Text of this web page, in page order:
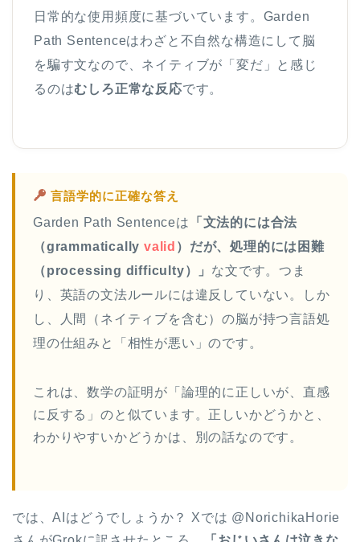
日常的な使用頻度に基づいています。Garden
Path Sentenceはわざと不自然な構造にして脳
を騙す文なので、ネイティブが「変だ」と感じ
るのはむしろ正常な反応です。
言語学的に正確な答え
Garden Path Sentenceは
「文法的には合法
（grammaticallyvalid ）だが、処理的には困難
（processing difficulty）」 な文です。つま
り、英語の文法ルールには違反していない。しか
し、人間（ネイティブを含む）の脳が持つ言語処
理の仕組みと「相性が悪い」のです。
これは、数学の証明が「論理的に正しいが、直感
に反する」のと似ています。正しいかどうかと、
わかりやすいかどうかは、別の話なのです。
では、AIはどうでしょうか？ Xでは @NorichikaHorie